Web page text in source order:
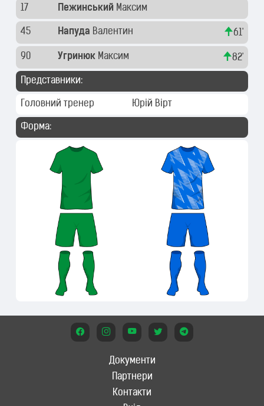
17 Пежинський Максим
45 Напуда Валентин 61'
90 Угринюк Максим 82'
Представники:
Головний тренер Юрій Вірт
Форма:
Документи
Партнери
Контакти